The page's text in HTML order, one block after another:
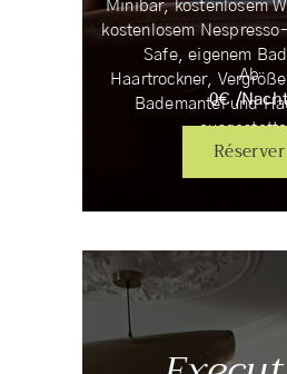
Minibar, kostenlosem
kostenlosem
Safe, eigenem Bad
Haartrockner,
Bademantel und
Ab
0€ /Nacht
Réserver